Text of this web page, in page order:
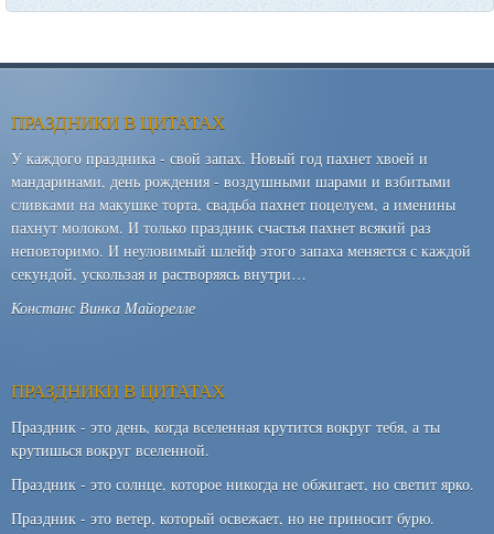
ПРАЗДНИКИ В ЦИТАТАХ
У каждого праздника - свой запах. Новый год пахнет хвоей и
мандаринами, день рождения - воздушными шарами и взбитыми
сливками на макушке торта, свадьба пахнет поцелуем, а именины
пахнут молоком. И только праздник счастья пахнет всякий раз
неповторимо. И неуловимый шлейф этого запаха меняется с каждой
секундой, ускользая и растворяясь внутри…
Констанс Винка Майорелле
ПРАЗДНИКИ В ЦИТАТАХ
Праздник - это день, когда вселенная крутится вокруг тебя, а ты
крутишься вокруг вселенной.
Праздник - это солнце, которое никогда не обжигает, но светит ярко.
Праздник - это ветер, который освежает, но не приносит бурю.